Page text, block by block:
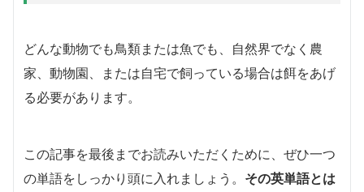
どんな動物でも鳥類または魚でも、自然界でなく農
家、動物園、または自宅で飼っている場合は餌をあげ
る必要があります。
この記事を最後までお読みいただくために、ぜひ一つ
の単語をしっかり頭に入れましょう。 その英単語とは